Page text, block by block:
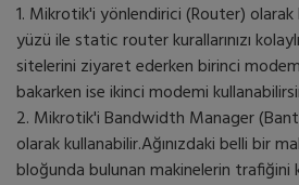
1. Mikrotik'i yönlendirici (Router)
yüzü ile static router kurallarınızı
sitelerini ziyaret ederken birinci
bakarken ise ikinci modemi
2. Mikrotik'i Bandwidth Manager
olarak kullanabilir.Ağınızdaki belli bir
bloğunda bulunan makinelerin trafiğini